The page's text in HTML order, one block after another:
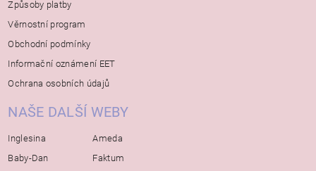
Způsoby platby
Věrnostní program
Obchodní podmínky
Informační oznámení EET
Ochrana osobních údajů
NAŠE DALŠÍ WEBY
Inglesina
Baby-Dan
Ameda
Faktum